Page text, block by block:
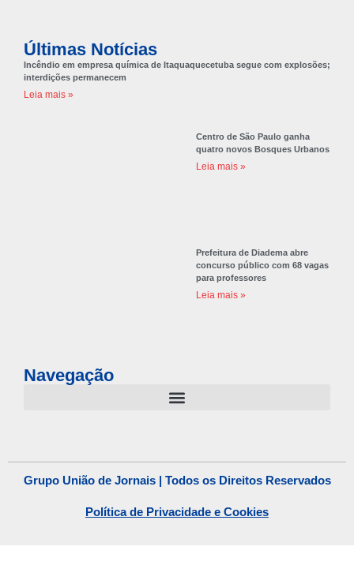
Últimas Notícias
Incêndio em empresa química de Itaquaquecetuba segue com explosões;
interdições permanecem
Leia mais »
Centro de São Paulo ganha
quatro novos Bosques Urbanos
Leia mais »
Prefeitura de Diadema abre
concurso público com 68 vagas
para professores
Leia mais »
Navegação
Grupo União de Jornais | Todos os Direitos Reservados
Política de Privacidade e Cookies